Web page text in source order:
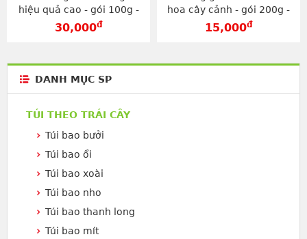
hiệu quả cao - gói 100g -
GT29
30,000đ
hoa cây cảnh - gói 200g -
GT31
15,000đ
DANH MỤC SP
TÚI THEO TRÁI CÂY
Túi bao bưởi
Túi bao ổi
Túi bao xoài
Túi bao nho
Túi bao thanh long
Túi bao mít